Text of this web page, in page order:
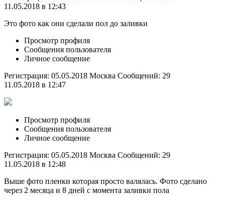
11.05.2018 в 12:43
Это фото как они сделали пол до заливки
Просмотр профиля
Сообщения пользователя
Личное сообщение
Регистрация: 05.05.2018 Москва Сообщений: 29
11.05.2018 в 12:47
Просмотр профиля
Сообщения пользователя
Личное сообщение
Регистрация: 05.05.2018 Москва Сообщений: 29
11.05.2018 в 12:48
Выше фото пленки которая просто валялась. Фото сделано
через 2 месяца и 8 дней с момента заливки пола